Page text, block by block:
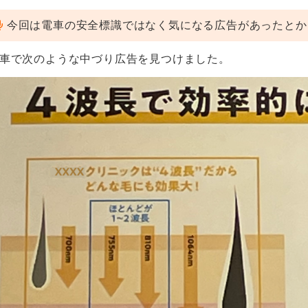
今回は電車の安全標識ではなく気になる広告があったと
で次のような中づり広告を見つけました。